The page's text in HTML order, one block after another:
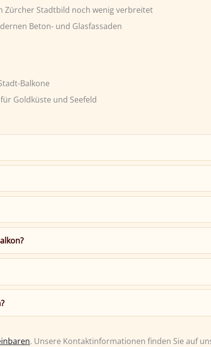
Zürcher Stadtbild noch wenig verbreitet
Beton- und Glasfassaden
Balkone
Goldküste und Seefeld
. Unsere Kontaktinformationen finden Sie auf